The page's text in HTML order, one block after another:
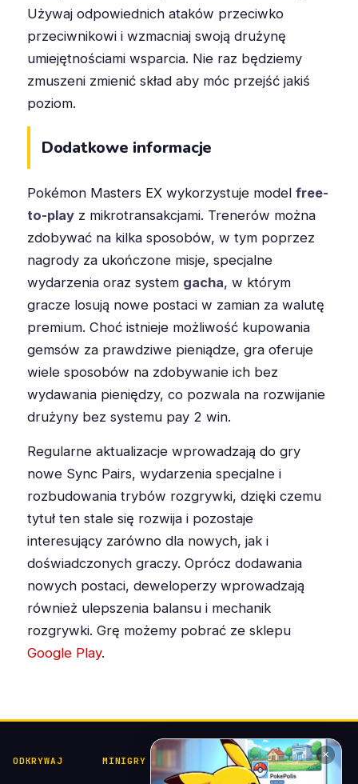
Używaj odpowiednich ataków przeciwko
przeciwnikowi i wzmacniaj swoją drużynę
umiejętnościami wsparcia. Nie raz będziemy
zmuszeni zmienić skład aby móc przejść jakiś
poziom.
Dodatkowe informacje
Pokémon Masters EX wykorzystuje model free-
to-play z mikrotransakcjami. Trenerów można
zdobywać na kilka sposobów, w tym poprzez
nagrody za ukończone misje, specjalne
wydarzenia oraz system gacha, w którym
gracze losują nowe postaci w zamian za walutę
premium. Choć istnieje możliwość kupowania
gemsów za prawdziwe pieniądze, gra oferuje
wiele sposobów na zdobywanie ich bez
wydawania pieniędzy, co pozwala na rozwijanie
drużyny bez systemu pay 2 win.
Regularne aktualizacje wprowadzają do gry
nowe Sync Pairs, wydarzenia specjalne i
rozbudowania trybów rozgrywki, dzięki czemu
tytuł ten stale się rozwija i pozostaje
interesujący zarówno dla nowych, jak i
doświadczonych graczy. Oprócz dodawania
nowych postaci, deweloperzy wprowadzają
również ulepszenia balansu i mechanik
rozgrywki. Grę możemy pobrać ze sklepu
Google Play.
ODKRYWAJ MINIGRY
POKÉDEX I
KOLEKCJE
POMOC I
KONTAKT
✕